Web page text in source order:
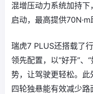
混增压动力系统加持
启动，最高提供
瑞虎7 PLUS还搭载了
领先配置，以“好开”、
势，让驾驶更轻松。此
四轮独悬能有效减少